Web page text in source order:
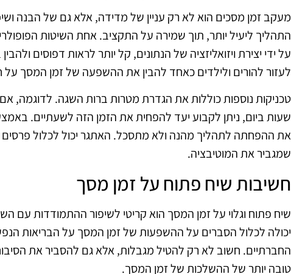
מעקב זמן מסכים הוא לא רק עניין של מדידה, אלא גם של הבנה
התהליך ליעיל יותר, תוך שמירה על התקציב. אחת השיטות
על ידי יצירת ויזואליזציה של הנתונים, קל יותר לראות דפוסים
לעזור להורים ולילדים כאחד להבין את ההשפעה של זמן המסך על
שעות ביום, ניתן לקבוע יעד להפחית את הזמן הזה לשעתיים.
את ההפחתה לתהליך מהנה ולא מתסכל. האתגר יכול לכלול
שמגביר את המוטיבציה.
חשיבות שיח פתוח על זמן מסך
שיח פתוח וגלוי על זמן המסך הוא קריטי לשיפור ההתמודדות עם
יכולה לכלול הסברים על ההשפעות של זמן המסך על הבריאות
החברתיים. חשוב לא רק להטיל מגבלות, אלא גם להסביר את
טובה יותר של ההשלכות של זמן המסך.